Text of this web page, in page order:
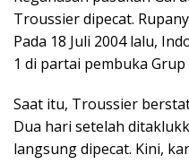
Troussier dipecat.
Pada 18 Juli 2004 lalu,
1 di partai pembuka Grup
Saat itu, Troussier
Dua hari setelah
langsung dipecat. Kini,